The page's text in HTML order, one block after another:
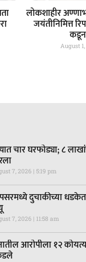
लोकशाहीर
जयंतीनिमित्त
August
चार घरफोड्या; ८
7, 2026 5:19 pm
दुचाकीच्या धडकेत
7, 2026 11:58 am
आरोपीला १२